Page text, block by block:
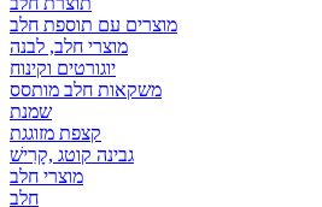
מוצרים עם תוספת חלב
מוצרי חלב, לבנה
יוגורטים וקינוח
משקאות חלב מותסס
שמנת
קצפת מזוגגת
גבינה קוטג ,קָרִישׁ
מוצרי חלב
חלב